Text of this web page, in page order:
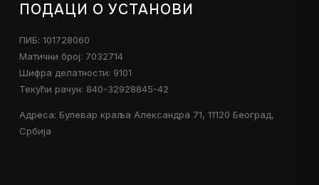
ПОДАЦИ О УСТАНОВИ
ПИБ: 101728060
Матични број: 7032714
Шифра делатности: 9101
Текући рачун: 840-32928845-42
Адреса: Булевар краља Александра 71, 11120 Београд,
Србија